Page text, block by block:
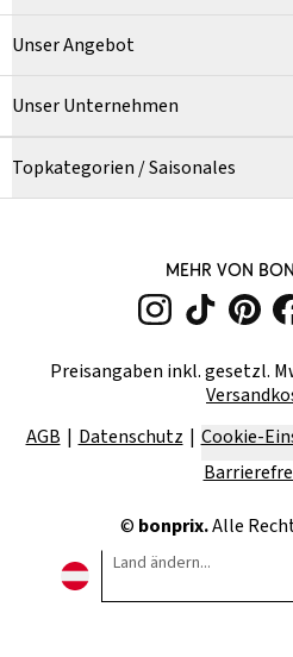
Unser Angebot
Unser Unternehmen
Topkategorien / Saisonales
MEHR VON
Preisangaben inkl. gesetzl.
AGB
Datenschutz Cookie-
© bonprix.Alle
Land ändern...